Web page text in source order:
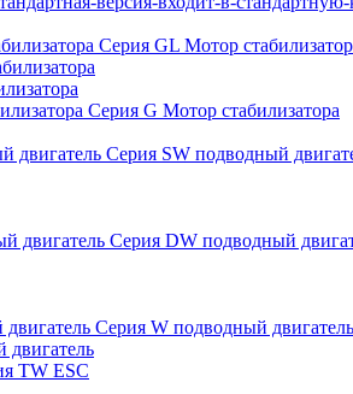
Серия GL Мотор
Серия G Мотор стабилизатора
Серия SW подводный
Серия DW подводный
Серия W подводный двигатель
двигатель
TW ESC